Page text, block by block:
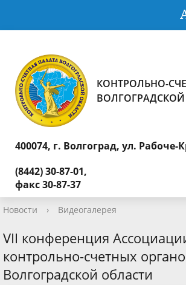
КОНТРОЛЬНО-
400074, г. Волгоград, ул. Рабоче-
(8442) 30-87-01,
факс 30-87-37
Новости › Видеогалерея
VII конференция
контрольно-счетных
Волгоградской области